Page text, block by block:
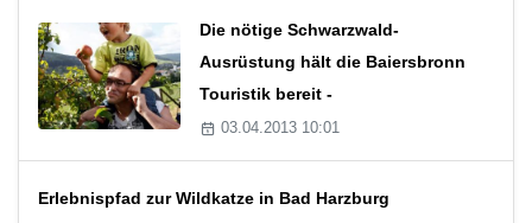
Die nötige Schwarzwald-
Ausrüstung hält die Baiersbronn
Touristik bereit -
03.04.2013 10:01
Erlebnispfad zur Wildkatze in Bad Harzburg